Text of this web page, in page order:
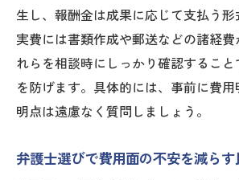
生し、報酬金は成果に応じて支払う形
実費には書類作成や郵送などの諸経費
れらを相談時にしっかり確認するこ
を防げます。具体的には、事前に費
明点は遠慮なく質問しましょう。
弁護士選びで費用面の不安を減らす